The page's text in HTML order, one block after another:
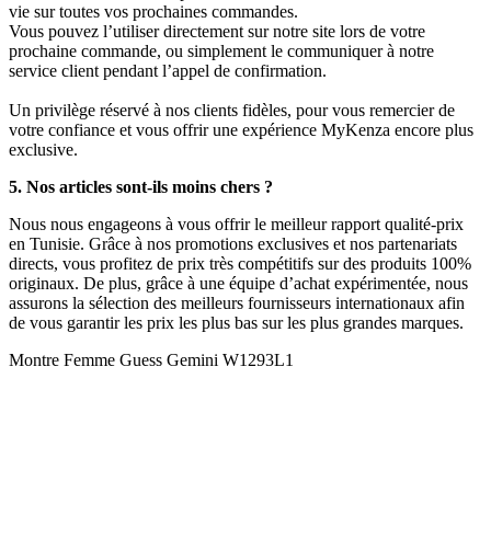
vie sur toutes vos prochaines commandes.
Vous pouvez l’utiliser directement sur notre site lors de votre
prochaine commande, ou simplement le communiquer à notre
service client pendant l’appel de confirmation.
Un privilège réservé à nos clients fidèles, pour vous remercier de
votre confiance et vous offrir une expérience MyKenza encore plus
exclusive.
5. Nos articles sont-ils moins chers ?
Nous nous engageons à vous offrir le meilleur rapport qualité-prix
en Tunisie. Grâce à nos promotions exclusives et nos partenariats
directs, vous profitez de prix très compétitifs sur des produits 100%
originaux. De plus, grâce à une équipe d’achat expérimentée, nous
assurons la sélection des meilleurs fournisseurs internationaux afin
de vous garantir les prix les plus bas sur les plus grandes marques.
Montre Femme Guess Gemini W1293L1